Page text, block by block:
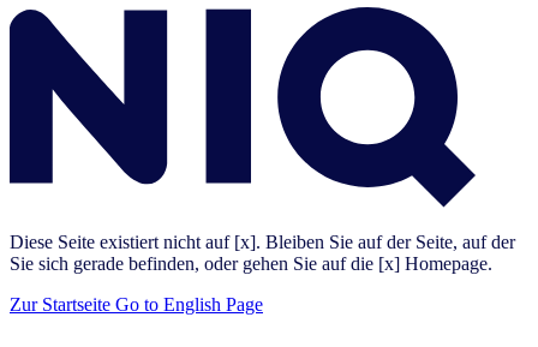
Diese Seite existiert nicht auf [x]. Bleiben Sie auf der Seite, auf der
Sie sich gerade befinden, oder gehen Sie auf die [x] Homepage.
Zur Startseite Go to English Page